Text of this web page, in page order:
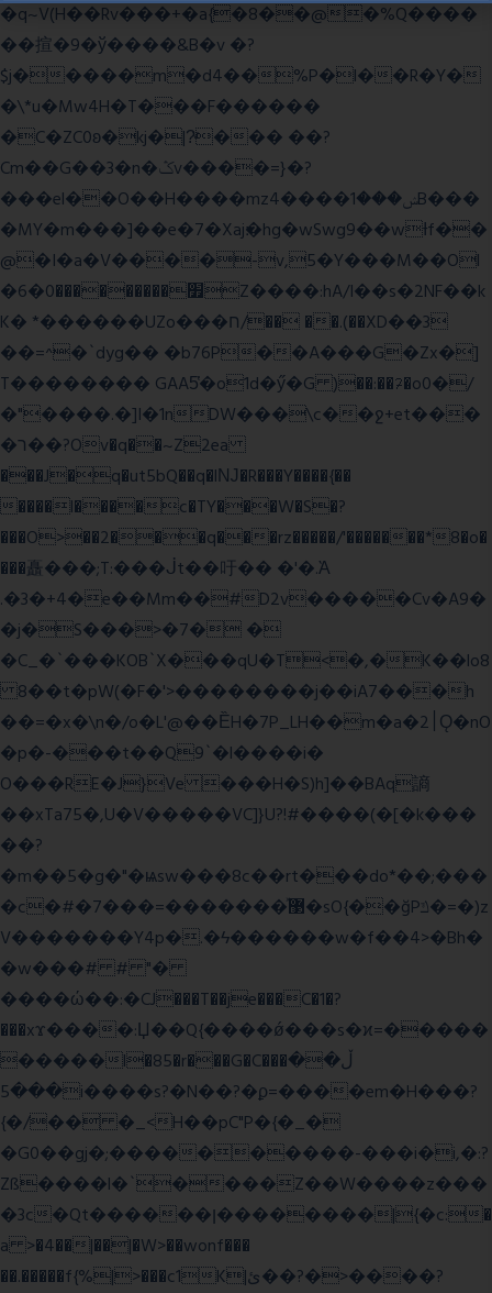
�q~V(H��Rv���+�a{�8��@�%Q����
��揎�9�ў����&B�v �?
$j�����m�d4��%P�l��R�Y�
�\*u�Mw4H�T���F������
�C�ZC0ʚ�kj�|?ͮ��� ��?
Cm��G��3�n�ݣv����=}�?
���el��O��H����mzݾ���1����4B���
�MY�m���]��e�7�Xaj׃�hg�wSwg9��wƗf��
@�I�a�V����-v,5�Y���M��Ol
�׿���������0�6Z����:hA/I��s�2NF��k
K� *������UZo���ח/�� ��.(��XD��3
��=^�`dyg�� �b76P��A���G�Zx�]
T�������� GAA5̔�o1d�ӳ�G )��:��ℱ�o0�/
�"����.�]I�1nDW���\c��ջ+et���
�ר��?Ov�q��~Z2ea
���J�q�ut5bQ��q�lǊ�R���Y����{��
����l����c�TY���W�S�?
���O>��2���q���rz�����/'�������*8�o�
���矗���;T:���ᒎt��吁�� �'�.Ὰ
.�3�+4�e��Mm��#D2v�����Cv�A9�
�j�S���>�7� �
�C_�`���KOB`X���qU�T<�,�K��lo8
8��t�pW(�F�'>��������j��iA7���h
��=�x�\n�/o�L'@��ȄH�7P_LH��m�a�2׀Ǫ�nO
�p�-���t��Q9`�l����i�
O���RE�J}Ve ���H�S)h]��BAq謪
��xTa75�,U�V�����VC]}U?!#����(�[�k���
��?
�m��5�g�"�ѩsw���8c��rt���do*��;���
�c�#�޳�ͯ������=���7�sO{��ğPݿ�=�)z
V�������Y4p�.�ϟ������w�f��4>�Bh�
�w���# # "�
����ώ��:�CJ���T��je���C�1�?
���xϫ����:Џ��Q{����ǿ���s�ϰ=�����
�����l�85�r���G�C���ڵ��
���5i����s?�N��?�ϼ=����em�H���?
{�/�� �_<H��pC"P�{�_�
�G0��gj�;����������-���i�i,�:?
Zß����l�`����Z��W����z���
�3c�Qt������ן��������|{�c:�
a >�4��|��|�W>��wonf���
��.�����f{%|>���c1K|ئ��?�>����?